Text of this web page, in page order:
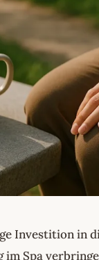
Investition in
im Spa